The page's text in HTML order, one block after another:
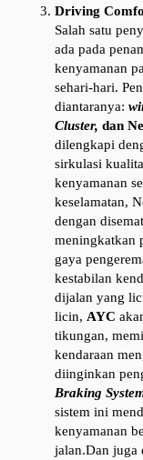
Driving
Salah satu
ada pada
kenyamanan
sehari-hari.
diantaranya:
Cluster, dan
dilengkapi
sirkulasi
kenyamanan
keselamatan,
dengan
meningkatkan
gaya
kestabilan
dijalan yang
licin, AYC
tikungan,
kendaraan
diinginkan
Braking
sistem ini
kenyamanan
jalan.Dan juga